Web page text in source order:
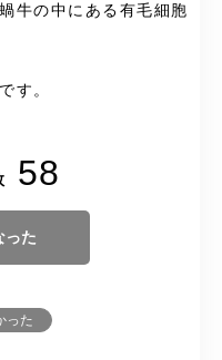
牛の中にある有毛細胞
す。
58
った
った